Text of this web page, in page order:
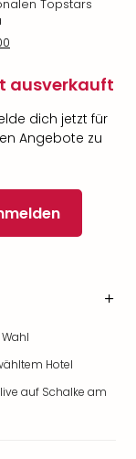
Topstars
ausverkauft
dich jetzt für
Angebote zu
Hotel
auf Schalke am